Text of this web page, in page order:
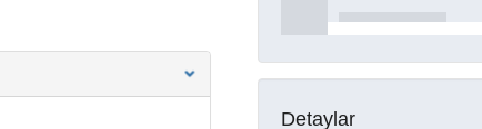
Detaylar